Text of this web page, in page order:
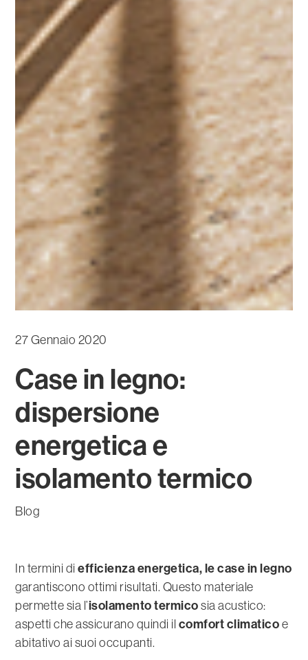
27 Gennaio 2020
Case in legno:
dispersione
energetica e
isolamento termico
Blog
In termini diefficienza energetica, le case in legno
garantiscono ottimi risultati. Questo materiale
permette sia l’isolamento termicosia acustico:
aspetti che assicurano quindi il comfort climatico e
abitativo ai suoi occupanti.